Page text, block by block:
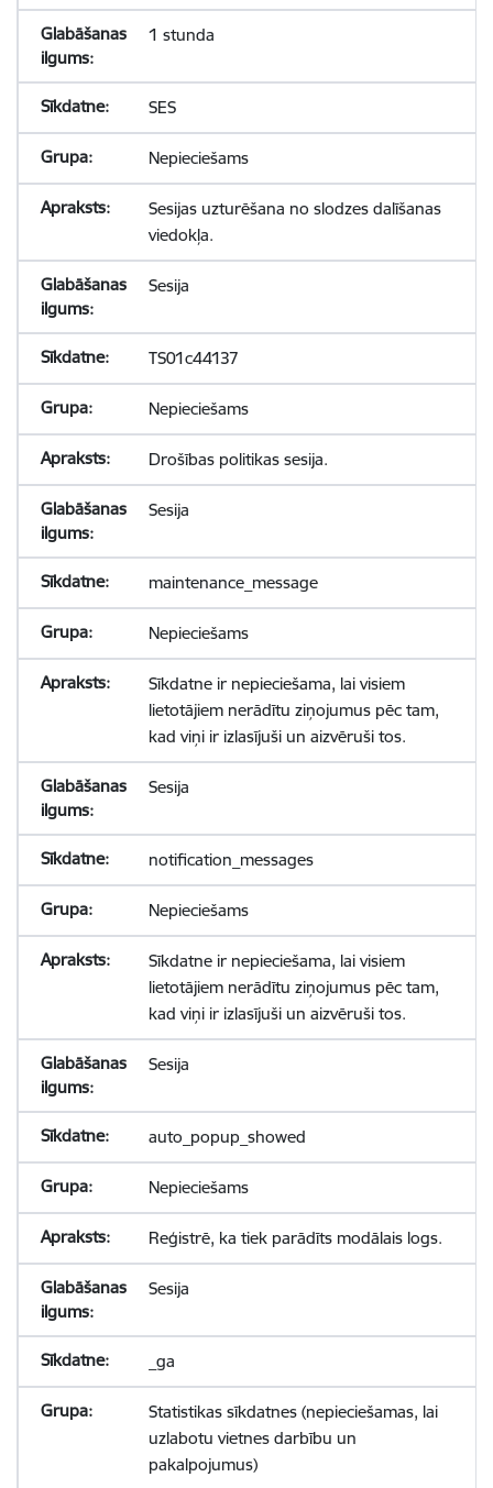
1 stunda
SES
Nepieciešams
Sesijas uzturēšana no slodzes dalīšanas
viedokļa.
Sesija
TS01c44137
Nepieciešams
Drošības politikas sesija.
Sesija
maintenance_message
Nepieciešams
Sīkdatne ir nepieciešama, lai visiem
lietotājiem nerādītu ziņojumus pēc tam,
kad viņi ir izlasījuši un aizvēruši tos.
Sesija
notification_messages
Nepieciešams
Sīkdatne ir nepieciešama, lai visiem
lietotājiem nerādītu ziņojumus pēc tam,
kad viņi ir izlasījuši un aizvēruši tos.
Sesija
auto_popup_showed
Nepieciešams
Reģistrē, ka tiek parādīts modālais logs.
Sesija
_ga
Statistikas sīkdatnes (nepieciešamas, lai
uzlabotu vietnes darbību un
pakalpojumus)